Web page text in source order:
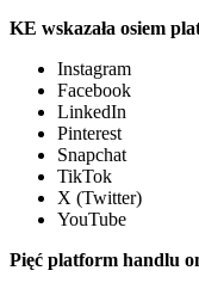
KE wskazała osiem
Instagram
Facebook
LinkedIn
Pinterest
Snapchat
TikTok
X (Twitter)
YouTube
Pięć platform handlu